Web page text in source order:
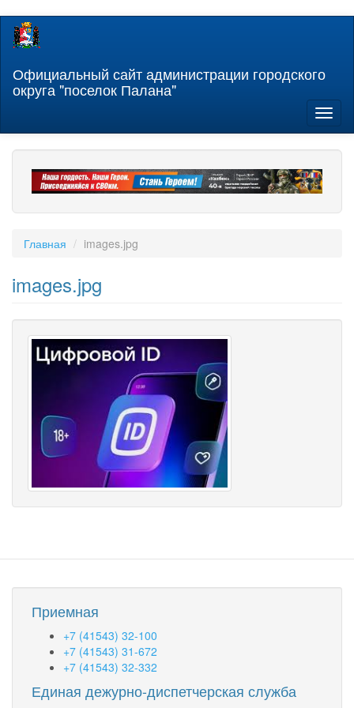
Перейти
содержанию
Официальный сайт администрации городского
округа "поселок Палана"
Главная images.jpg
images.jpg
Приемная
+7 (41543) 32-100
+7 (41543) 31-672
+7 (41543) 32-332
Единая дежурно-диспетчерская служба